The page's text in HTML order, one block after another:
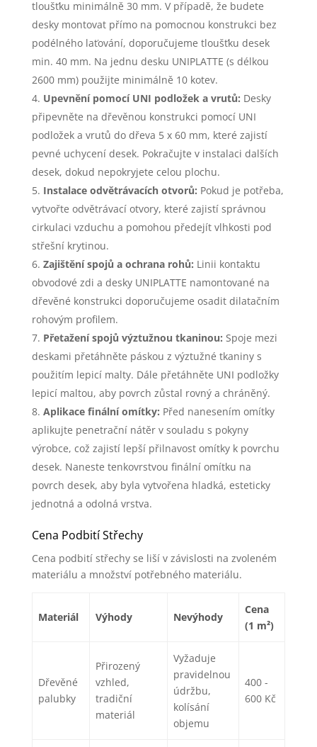
tloušťku minimálně 30 mm. V případě, že budete
desky montovat přímo na pomocnou konstrukci bez
podélného laťování, doporučujeme tloušťku desek
min. 40 mm. Na jednu desku UNIPLATTE (s délkou
2600 mm) použijte minimálně 10 kotev.
Upevnění pomocí UNI podložek a vrutů: Desky
připevněte na dřevěnou konstrukci pomocí UNI
podložek a vrutů do dřeva 5 x 60 mm, které zajistí
pevné uchycení desek. Pokračujte v instalaci dalších
desek, dokud nepokryjete celou plochu.
Instalace odvětrávacích otvorů: Pokud je potřeba,
vytvořte odvětrávací otvory, které zajistí správnou
cirkulaci vzduchu a pomohou předejít vlhkosti pod
střešní krytinou.
Zajištění spojů a ochrana rohů: Linii kontaktu
obvodové zdi a desky UNIPLATTE namontované na
dřevěné konstrukci doporučujeme osadit dilatačním
rohovým profilem.
Přetažení spojů výztužnou tkaninou: Spoje mezi
deskami přetáhněte páskou z výztužné tkaniny s
použitím lepicí malty. Dále přetáhněte UNI podložky
lepicí maltou, aby povrch zůstal rovný a chráněný.
Aplikace finální omítky: Před nanesením omítky
aplikujte penetrační nátěr v souladu s pokyny
výrobce, což zajistí lepší přilnavost omítky k povrchu
desek. Naneste tenkovrstvou finální omítku na
povrch desek, aby byla vytvořena hladká, esteticky
jednotná a odolná vrstva.
Cena Podbití Střechy
Cena podbití střechy se liší v závislosti na zvoleném
materiálu a množství potřebného materiálu.
Materiál Výhody Nevýhody
Cena
(1 m²)
Dřevěné
palubky
Přirozený
vzhled,
tradiční
materiál
Vyžaduje
pravidelnou
údržbu,
kolísání
objemu
400 -
600 Kč